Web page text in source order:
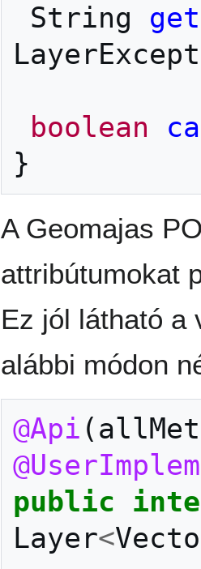
String
boolean
}
A Geomajas
attribútumokat
Ez jól látható a
alábbi módon
@Api (
public
Layer<